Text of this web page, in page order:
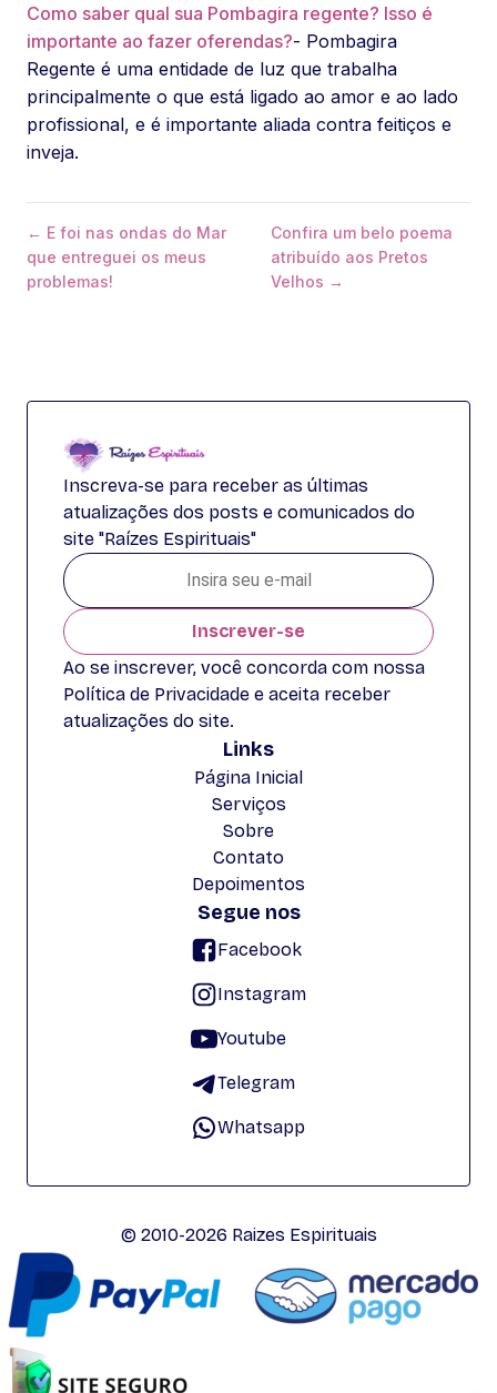
Como saber qual sua Pombagira regente? Isso é
importante ao fazer oferendas?- Pombagira
Regente é uma entidade de luz que trabalha
principalmente o que está ligado ao amor e ao lado
profissional, e é importante aliada contra feitiços e
inveja.
← E foi nas ondas do Mar
que entreguei os meus
problemas!
Confira um belo poema
atribuído aos Pretos
Velhos →
Inscreva-se para receber as últimas
atualizações dos posts e comunicados do
site "Raízes Espirituais"
Inscrever-se
Ao se inscrever, você concorda com nossa
Política de Privacidade e aceita receber
atualizações do site.
Links
Página Inicial
Serviços
Sobre
Contato
Depoimentos
Segue nos
Facebook
Instagram
Youtube
Telegram
Whatsapp
© 2010-2026 Raizes Espirituais